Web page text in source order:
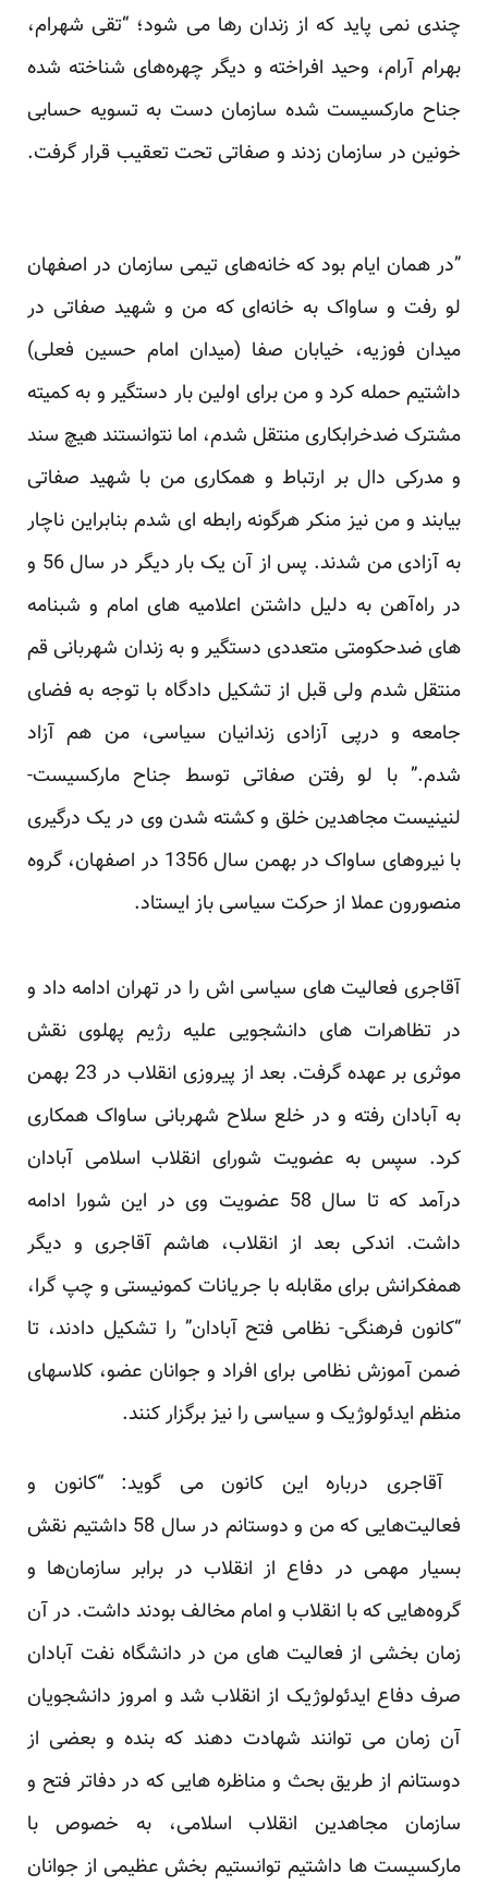
چندی نمی پاید که از زندان رها می شود؛ “تقی شهرام،
بهرام آرام، وحید افراخته و دیگر ‏چهره‌های شناخته شده
جناح مارکسیست شده سازمان دست به تسویه حسابی
خونین در سازمان زدند و صفاتی تحت ‏تعقیب قرار گرفت.
‏”در همان ایام بود که خانه‌های تیمی سازمان در اصفهان
لو رفت و ساواک به خانه‌ای که من و شهید صفاتی در
میدان ‏فوزیه، خیابان صفا (میدان امام حسین فعلی)
داشتیم حمله کرد و من برای اولین بار دستگیر و به کمیته
مشترک ‏ضدخرابکاری منتقل شدم، اما نتوانستند هیچ سند
و مدرکی دال بر ارتباط و همکاری من با شهید صفاتی
بیابند و من نیز ‏منکر هرگونه رابطه ‌ای شدم بنابراین ناچار
به آزادی من شدند. پس از آن یک بار دیگر در سال 56 و
در راه‌آهن به دلیل ‏داشتن اعلامیه‌ های امام و شبنامه
‌های ضدحکومتی متعددی دستگیر و به زندان شهربانی قم
منتقل شدم ولی قبل از ‏تشکیل دادگاه با توجه به فضای
جامعه و درپی آزادی زندانیان سیاسی، من هم آزاد
شدم.” با لو رفتن صفاتی توسط جناح ‏مارکسیست-
لنینیست مجاهدین خلق و کشته شدن وی در یک درگیری
با نیروهای ساواک‏‎ ‎در بهمن سال 1356 در ‏اصفهان، گروه
منصورون عملا از حرکت سیاسی باز ایستاد. ‏
آقاجری فعالیت های سیاسی اش را در تهران ادامه داد و
در تظاهرات های دانشجویی علیه رژیم پهلوی نقش
موثری بر ‏عهده گرفت. بعد از پیروزی انقلاب در 23 بهمن
به آبادان رفته و در خلع سلاح شهربانی ساواک همکاری
کرد. سپس به ‏عضویت شورای انقلاب اسلامی آبادان
درآمد که تا سال 58 عضویت وی در این شورا ادامه
داشت. اندکی بعد از ‏انقلاب، هاشم آقاجری و دیگر
همفکرانش برای مقابله با جریانات کمونیستی و چپ گرا،
“کانون فرهنگی- نظامی فتح ‏آبادان” را تشکیل دادند، تا
ضمن آموزش نظامی برای افراد و جوانان عضو، کلاسهای
منظم ایدئولوژیک و سیاسی را نیز ‏برگزار کنند.‏
‏ آقاجری درباره این کانون می گوید: “کانون و
فعالیت‌هایی که من و دوستانم در سال 58 داشتیم نقش
بسیار مهمی در ‏دفاع از انقلاب در برابر سازمان‌ها و
گروه‌هایی که با انقلاب و امام مخالف بودند داشت. در آن
زمان بخشی از فعالیت ‏‏‌های من در دانشگاه نفت آبادان
صرف دفاع ایدئولوژیک از انقلاب شد و امروز دانشجویان
آن زمان می ‌توانند شهادت ‏دهند که بنده و بعضی از
دوستانم از طریق بحث و مناظره ‌هایی که در دفاتر فتح و
سازمان مجاهدین انقلاب اسلامی، به ‏خصوص با
مارکسیست‌ ها داشتیم توانستیم بخش عظیمی از جوانان